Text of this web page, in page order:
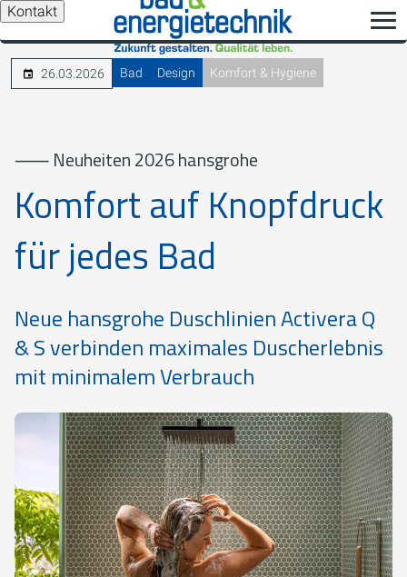
Kontakt
26.03.2026 Bad Design Komfort & Hygiene
⸺ Neuheiten 2026 hansgrohe
Komfort auf Knopfdruck
für jedes Bad
Neue hansgrohe Duschlinien Activera Q
& S verbinden maximales Duscherlebnis
mit minimalem Verbrauch